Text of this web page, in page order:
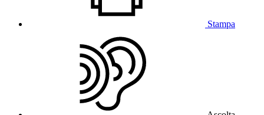
Stampa